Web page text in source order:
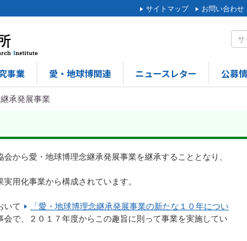
サイトマップ お問い合わせ
事業 愛・地球博関連 ニュースレター 公募
承発展事業
から愛・地球博理念継承発展事業を継承することとなり、
用化事業から構成されています。
いて
「愛・地球博理念継承発展事業の新たな１０年につい
で、２０１７年度からこの趣旨に則って事業を実施してい